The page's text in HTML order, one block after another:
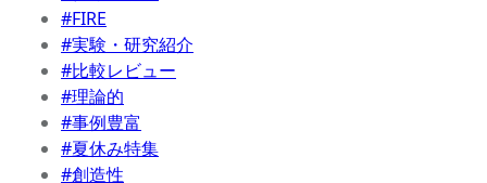
#FIRE
#実験・研究紹介
#比較レビュー
#理論的
#事例豊富
#夏休み特集
#創造性